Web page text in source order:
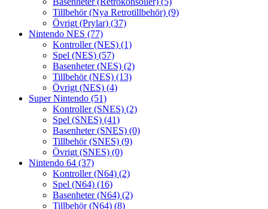
Tillbehör (Nya Retrotillbehör) (9)
Övrigt (Prylar) (37)
Nintendo NES (77)
Kontroller (NES) (1)
Spel (NES) (57)
Basenheter (NES) (2)
Tillbehör (NES) (13)
Övrigt (NES) (4)
Super Nintendo (51)
Kontroller (SNES) (2)
Spel (SNES) (41)
Basenheter (SNES) (0)
Tillbehör (SNES) (9)
Övrigt (SNES) (0)
Nintendo 64 (37)
Kontroller (N64) (2)
Spel (N64) (16)
Basenheter (N64) (2)
Tillbehör (N64) (8)